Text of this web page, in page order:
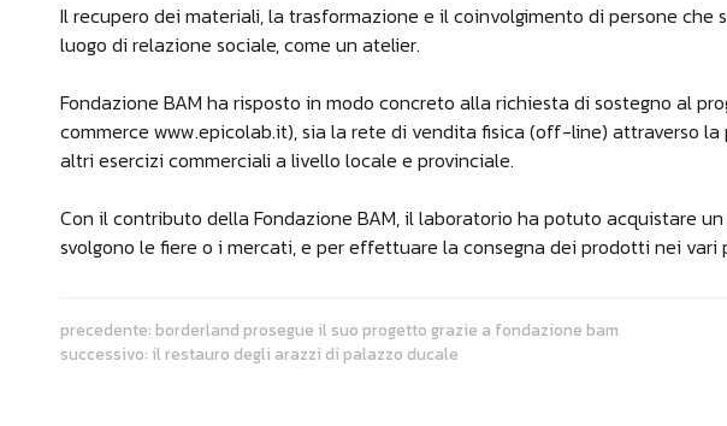
Il recupero dei materiali, la trasformazione e il coinvolgimento di persone
luogo di relazione sociale, come un atelier.
Fondazione BAM ha risposto in modo concreto alla richiesta di sostegno al
commerce www.epicolab.it), sia la rete di vendita fisica (off-line) attraverso
altri esercizi commerciali a livello locale e provinciale.
Con il contributo della Fondazione BAM, il laboratorio ha potuto acquistare
svolgono le fiere o i mercati, e per effettuare la consegna dei prodotti nei vari
precedente: borderland prosegue il suo progetto grazie a fondazione bam
successivo: il restauro degli arazzi di palazzo ducale